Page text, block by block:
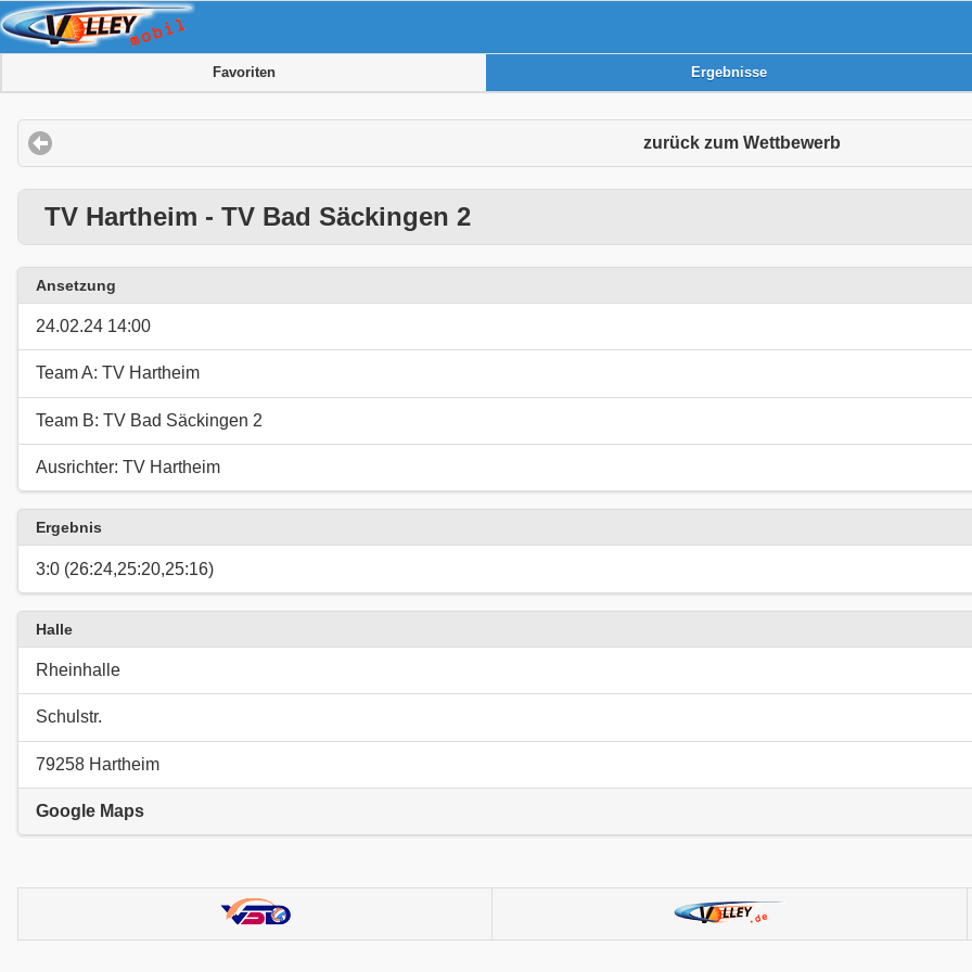
Favoriten Ergebnisse
zurück zum Wettbewerb
TV Hartheim - TV Bad Säckingen 2
Ansetzung
24.02.24 14:00
Team A: TV Hartheim
Team B: TV Bad Säckingen 2
Ausrichter: TV Hartheim
Ergebnis
3:0 (26:24,25:20,25:16)
Halle
Rheinhalle
Schulstr.
79258 Hartheim
Google Maps